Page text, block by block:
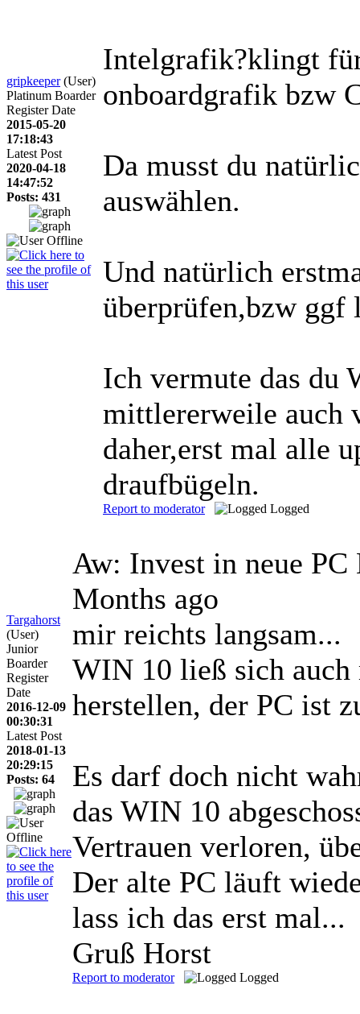
gripkeeper (User)
Platinum Boarder
Register Date
2015-05-20
17:18:43
Latest Post
2020-04-18
14:47:52
Posts: 431
Intelgrafik?klingt
onboardgrafik bzw
Da musst du
auswählen.
Und natürlich
überprüfen,bzw ggf
Ich vermute das du
mittlererweile auch
daher,erst mal alle
draufbügeln.
Report to moderator Logged
Targahorst
(User)
Junior
Boarder
Register
Date
2016-12-09
00:30:31
Latest Post
2018-01-13
20:29:15
Posts: 64
Aw: Invest in neue
Months ago
mir reichts langsam...
WIN 10 ließ sich
herstellen, der PC ist
Es darf doch nicht
das WIN 10
Vertrauen verloren,
Der alte PC läuft
lass ich das erst mal...
Gruß Horst
Report to moderator Logged